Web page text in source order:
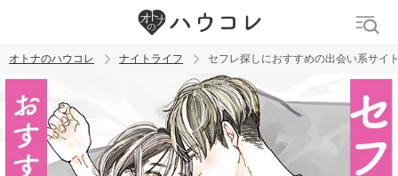
トレンド ワード
オトナのハウコレ ナイトライフ セフレ探しにおすすめの出会い系サ